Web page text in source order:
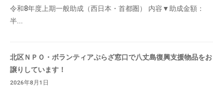
令和8年度上期一般助成（西日本・首都圏） 内容▼助成金額：
半...
北区ＮＰＯ・ボランティアぷらざ窓口で八丈島復興支援物品をお
譲りしています！
2026年8月1日